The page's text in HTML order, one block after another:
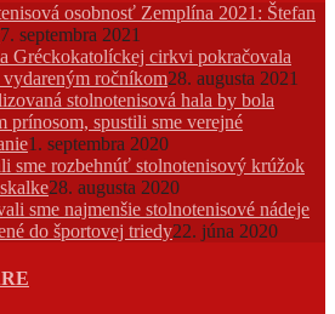
osobnosť Zemplína 2021: Štefan
7. septembra 2021
Gréckokatolíckej cirkvi pokračovala
ročníkom28. augusta 2021
stolnotenisová hala by bola
prínosom, spustili sme verejné
1. septembra 2020
sme rozbehnúť stolnotenisový krúžok
28. augusta 2020
sme najmenšie stolnotenisové nádeje
do športovej triedy22. júna 2020